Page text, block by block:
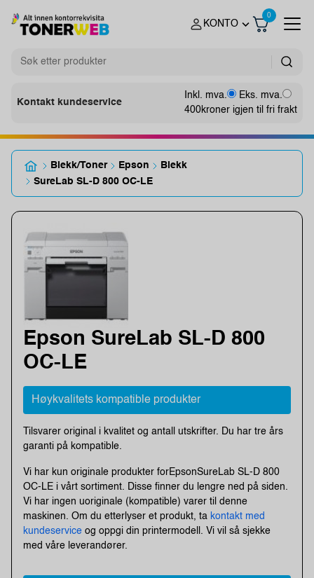
KONTO
0
Kontakt kundeservice
Inkl. mva.
Eks. mva.
400kroner igjen til fri frakt
Blekk/Toner Epson
Blekk
SureLab SL-D 800 OC-LE
Epson SureLab SL-D 800
OC-LE
Høykvalitets kompatible produkter
Tilsvarer original i kvalitet og antall utskrifter. Du har tre års
garanti på kompatible.
Vi har kun originale produkter forEpsonSureLab SL-D 800
OC-LE i vårt sortiment. Disse finner du lengre ned på siden.
Vi har ingen uoriginale (kompatible) varer til denne
maskinen. Om du etterlyser et produkt, ta kontakt med
kundeservice og oppgi din printermodell. Vi vil så sjekke
med våre leverandører.